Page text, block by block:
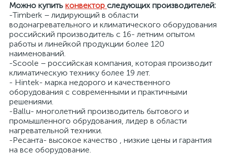
Можно купить конвектор следующих производителей:
-Timberk – лидирующий в области
водонагревательного и климатического оборудования
российский производитель с 16- летним опытом
работы и линейкой продукции более 120
наименований.
-Scoole – российская компания, которая производит
климатическую технику более 19 лет.
- Hintek- марка недорого и качественного
оборудования с современными и практичными
решениями.
-Ballu- многолетний производитель бытового и
промышленного обрудования, лидер в области
нагревательной техники.
-Ресанта- высокое качество , низкие цены и гарантия
на все оборудование.